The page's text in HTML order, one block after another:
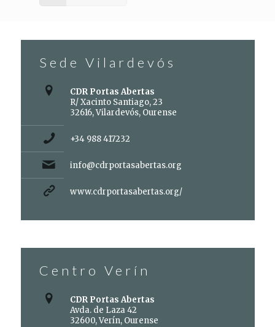
Sede Vilardevós
CDR Portas Abertas
R/ Xacinto Santiago, 23
32616, Vilardevós, Ourense
+34 988 417232
info@cdrportasabertas.org
www.cdrportasabertas.org/
Centro Verín
CDR Portas Abertas
Avda. de Laza 42
32600, Verín, Ourense